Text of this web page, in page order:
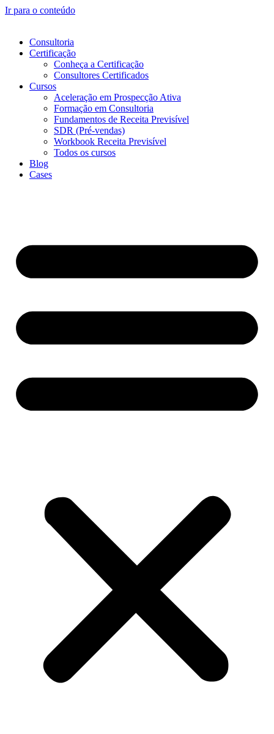
Ir para o conteúdo
Consultoria
Certificação
Conheça a Certificação
Consultores Certificados
Cursos
Aceleração em Prospecção Ativa
Formação em Consultoria
Fundamentos de Receita Previsível
SDR (Pré-vendas)
Workbook Receita Previsível
Todos os cursos
Blog
Cases